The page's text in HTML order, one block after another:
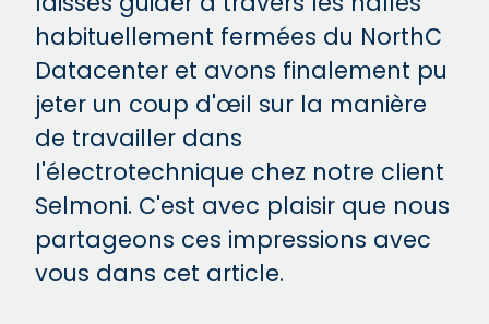
habituellement fermées du NorthC
Datacenter et avons finalement pu
jeter un coup d'œil sur la manière
de travailler dans
l'électrotechnique chez notre client
Selmoni. C'est avec plaisir que nous
partageons ces impressions avec
vous dans cet article.